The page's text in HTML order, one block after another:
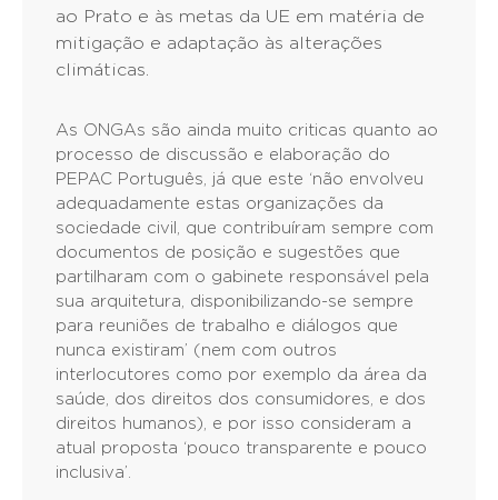
ao Prato e às metas da UE em matéria de
mitigação e adaptação às alterações
climáticas.
As ONGAs são ainda muito criticas quanto ao
processo de discussão e elaboração do
PEPAC Português, já que este ‘não envolveu
adequadamente estas organizações da
sociedade civil, que contribuíram sempre com
documentos de posição e sugestões que
partilharam com o gabinete responsável pela
sua arquitetura, disponibilizando-se sempre
para reuniões de trabalho e diálogos que
nunca existiram’ (nem com outros
interlocutores como por exemplo da área da
saúde, dos direitos dos consumidores, e dos
direitos humanos), e por isso consideram a
atual proposta ‘pouco transparente e pouco
inclusiva’.